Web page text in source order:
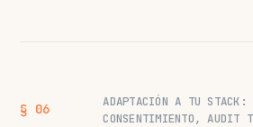
§ 06
ADAPTACIÓN A TU STACK:
CONSENTIMIENTO, AUDIT